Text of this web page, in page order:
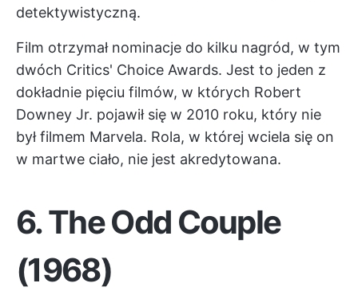
detektywistyczną.
Film otrzymał nominacje do kilku nagród, w tym
dwóch Critics' Choice Awards. Jest to jeden z
dokładnie pięciu filmów, w których Robert
Downey Jr. pojawił się w 2010 roku, który nie
był filmem Marvela. Rola, w której wciela się on
w martwe ciało, nie jest akredytowana.
6.The Odd Couple
(1968)